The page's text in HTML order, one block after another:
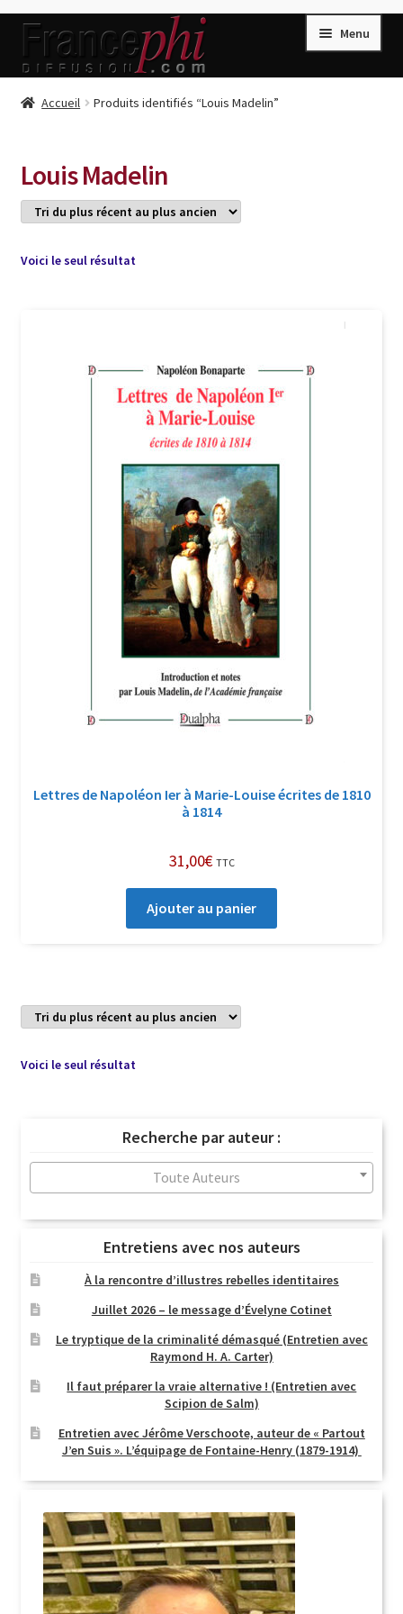
Aller
la
Aller
contenu
Menu
Accueil
Conditions de Vente
Connection
Livres de Philippe Randa
Politique de confidentialité et cookies
Qui sommes-nous ?
Soutien à Philippe Randa
Suivi de la Commande
Accueil Produits identifiés “Louis Madelin”
Louis Madelin
Voici le seul résultat
Lettres de Napoléon Ier à Marie-Louise écrites de 1810
à 1814
31,00€ TTC
Ajouter au panier
Voici le seul résultat
Recherche par auteur :
Toute Auteurs
Entretiens avec nos auteurs
À la rencontre d’illustres rebelles identitaires
Juillet 2026 – le message d’Évelyne Cotinet
Le tryptique de la criminalité démasqué (Entretien avec
Raymond H. A. Carter)
Il faut préparer la vraie alternative ! (Entretien avec
Scipion de Salm)
Entretien avec Jérôme Verschoote, auteur de « Partout
J’en Suis ». L’équipage de Fontaine-Henry (1879-1914)